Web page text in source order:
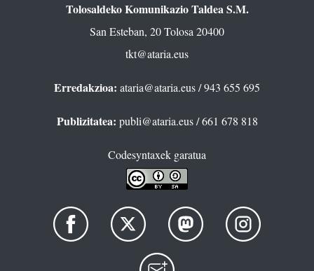
Tolosaldeko Komunikazio Taldea S.M.
San Esteban, 20 Tolosa 20400
tkt@ataria.eus
Erredakzioa: ataria@ataria.eus/ 943 655 695
Publizitatea: publi@ataria.eus/ 661 678 818
Codesyntaxek garatua